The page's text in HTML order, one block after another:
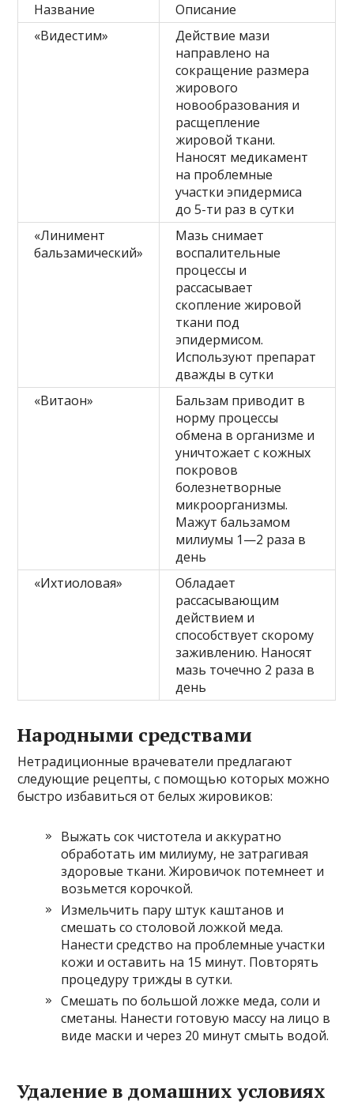
Название
Описание
«Видестим»
Действие мази
направлено на
сокращение размера
жирового
новообразования и
расщепление
жировой ткани.
Наносят медикамент
на проблемные
участки эпидермиса
до 5-ти раз в сутки
«Линимент
бальзамический»
Мазь снимает
воспалительные
процессы и
рассасывает
скопление жировой
ткани под
эпидермисом.
Используют препарат
дважды в сутки
«Витаон»
Бальзам приводит в
норму процессы
обмена в организме и
уничтожает с кожных
покровов
болезнетворные
микроорганизмы.
Мажут бальзамом
милиумы 1—2 раза в
день
«Ихтиоловая»
Обладает
рассасывающим
действием и
способствует скорому
заживлению. Наносят
мазь точечно 2 раза в
день
Народными средствами
Нетрадиционные врачеватели предлагают
следующие рецепты, с помощью которых можно
быстро избавиться от белых жировиков:
Выжать сок чистотела и аккуратно
обработать им милиуму, не затрагивая
здоровые ткани. Жировичок потемнеет и
возьмется корочкой.
Измельчить пару штук каштанов и
смешать со столовой ложкой меда.
Нанести средство на проблемные участки
кожи и оставить на 15 минут. Повторять
процедуру трижды в сутки.
Смешать по большой ложке меда, соли и
сметаны. Нанести готовую массу на лицо в
виде маски и через 20 минут смыть водой.
Удаление в домашних условиях